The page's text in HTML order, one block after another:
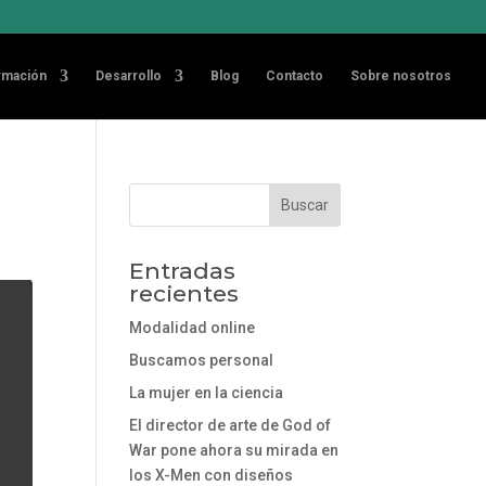
Desarrollo Blog Contacto Sobre nosotros
Entradas
recientes
Modalidad online
Buscamos personal
La mujer en la ciencia
El director de arte de God of
War pone ahora su mirada en
los X-Men con diseños